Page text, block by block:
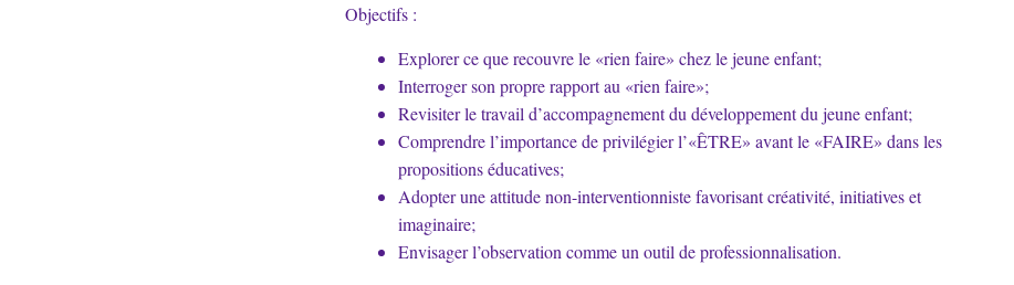
Objectifs :
Explorer ce que recouvre le «rien faire» chez le jeune enfant;
Interroger son propre rapport au «rien faire»;
Revisiter le travail d’accompagnement du développement du jeune enfant;
Comprendre l’importance de privilégier l’«ÊTRE» avant le «FAIRE» dans les
propositions éducatives;
Adopter une attitude non-interventionniste favorisant créativité, initiatives et
imaginaire;
Envisager l’observation comme un outil de professionnalisation.